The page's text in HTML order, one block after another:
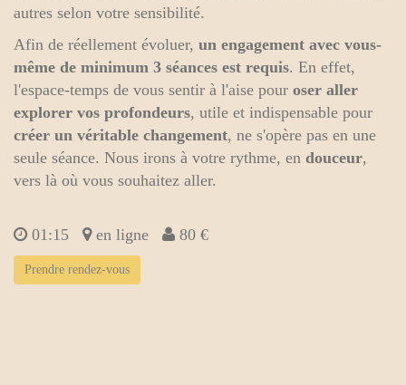
autres selon votre sensibilité.
Afin de réellement évoluer, un engagement avec vous-
même de minimum 3 séances est requis. En effet,
l'espace-temps de vous sentir à l'aise pour oser aller
explorer vos profondeurs, utile et indispensable pour
créer un véritable changement, ne s'opère pas en une
seule séance. Nous irons à votre rythme, en douceur,
vers là où vous souhaitez aller.
01:15 en ligne 80 €
Prendre rendez-vous